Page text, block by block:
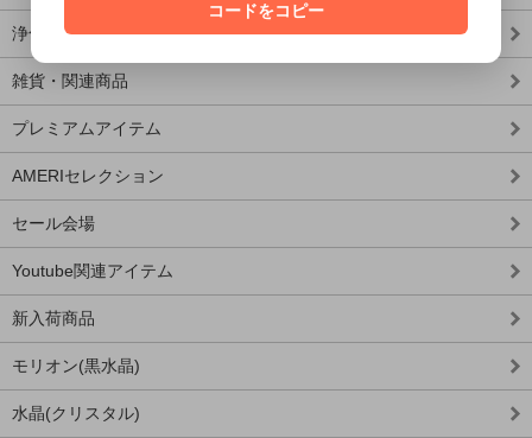
浄化・お手入れ
雑貨・関連商品
プレミアムアイテム
AMERIセレクション
セール会場
Youtube関連アイテム
新入荷商品
モリオン(黒水晶)
水晶(クリスタル)
コードをコピー